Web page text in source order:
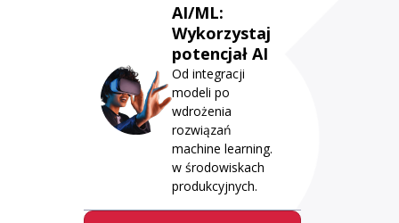
AI/ML:
Wykorzystaj
potencjał AI
Od integracji
modeli po
wdrożenia
rozwiązań
machine learning.
w środowiskach
produkcyjnych.